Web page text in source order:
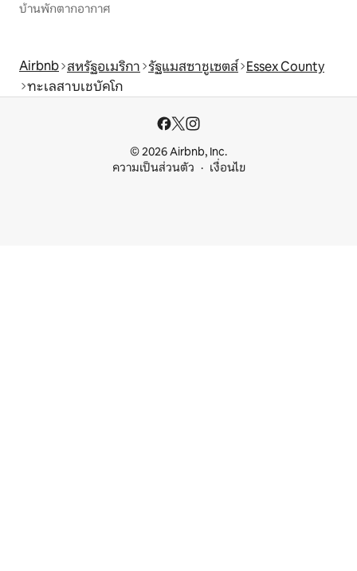
บ้านพักตากอากาศ
Airbnb สหรัฐอเมริกา รัฐแมสซาชูเซตส์ Essex County
ทะเลสาบเชบัคโก
© 2026 Airbnb, Inc.
ความเป็นส่วนตัว
เงื่อนไข